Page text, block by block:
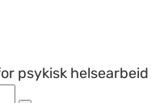
psykisk helsearbeid